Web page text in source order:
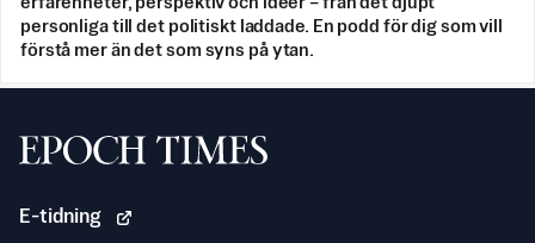
personliga till det politiskt laddade. En podd för dig som vill
förstå mer än det som syns på ytan.
Svenska Epoch Times
E-tidning